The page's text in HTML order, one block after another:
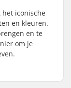
het iconische
en kleuren.
en te
om je